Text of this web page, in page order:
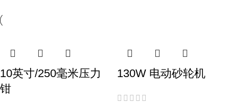
10英寸/250毫米压力
钳
130W 电动砂轮机